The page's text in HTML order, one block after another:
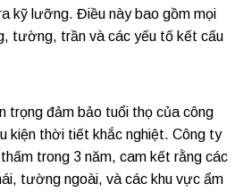
kỹ lưỡng. Điều này bao gồm mọi
tường, trần và các yếu tố kết cấu
trọng đảm bảo tuổi thọ của công
kiện thời tiết khắc nghiệt. Công ty
trong 3 năm, cam kết rằng các
tường ngoài, và các khu vực ẩm